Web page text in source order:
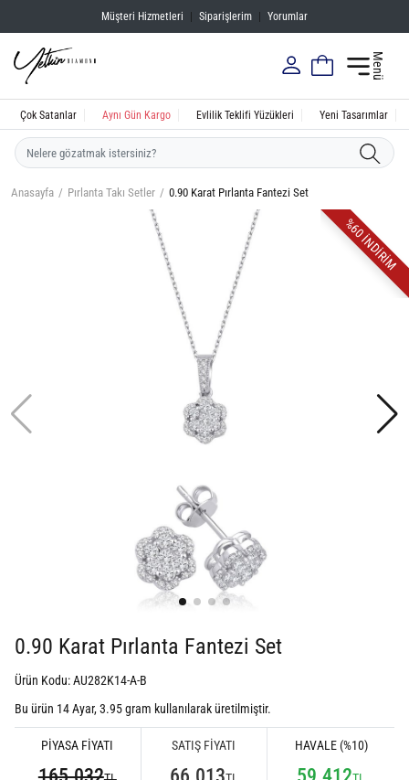
Müşteri Hizmetleri Siparişlerim Yorumlar
Menü
Çok Satanlar Aynı Gün Kargo Evlilik Teklifi Yüzükleri Yeni Tasarımlar
Anasayfa Pırlanta Takı Setler 0.90 Karat Pırlanta Fantezi Set
%60 İNDİRİM
0.90 Karat Pırlanta Fantezi Set
Ürün Kodu: AU282K14-A-B
Bu ürün 14 Ayar,3.95gram kullanılarak üretilmiştir.
PİYASA FİYATI
165.032
SATIŞ FİYATI
66.013
HAVALE (%10)
59.412